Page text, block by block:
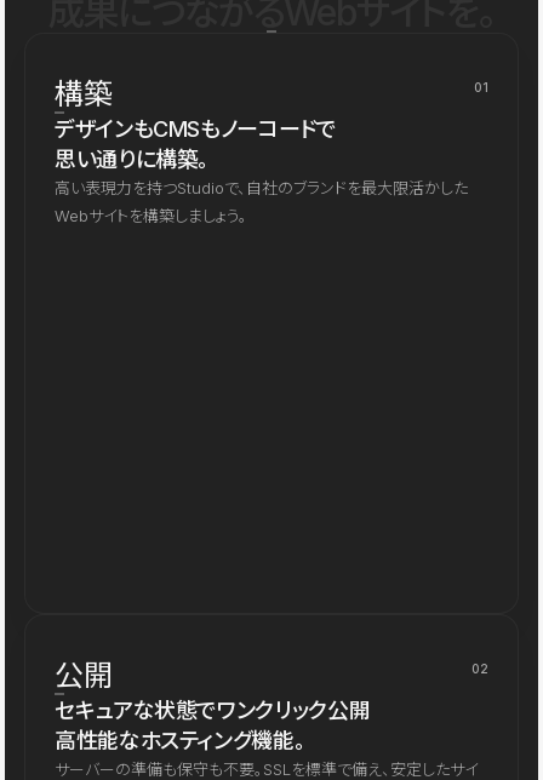
構築 01
デザインもCMSもノーコードで
思い通りに構築。
高い表現力を持つStudioで、自社のブランドを最大限活かした
Webサイトを構築しましょう。
公開 02
セキュアな状態でワンクリック公開
高性能なホスティング機能。
サーバーの準備も保守も不要。SSLを標準で備え、安定したサイ